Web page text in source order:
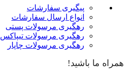
پیگیری سفارشات
انواع ارسال سفارشات
رهگیری مرسولات پستی
رهگیری مرسولات تیپاکس
رهگیری مرسولات چاپار
همراه ما باشید!